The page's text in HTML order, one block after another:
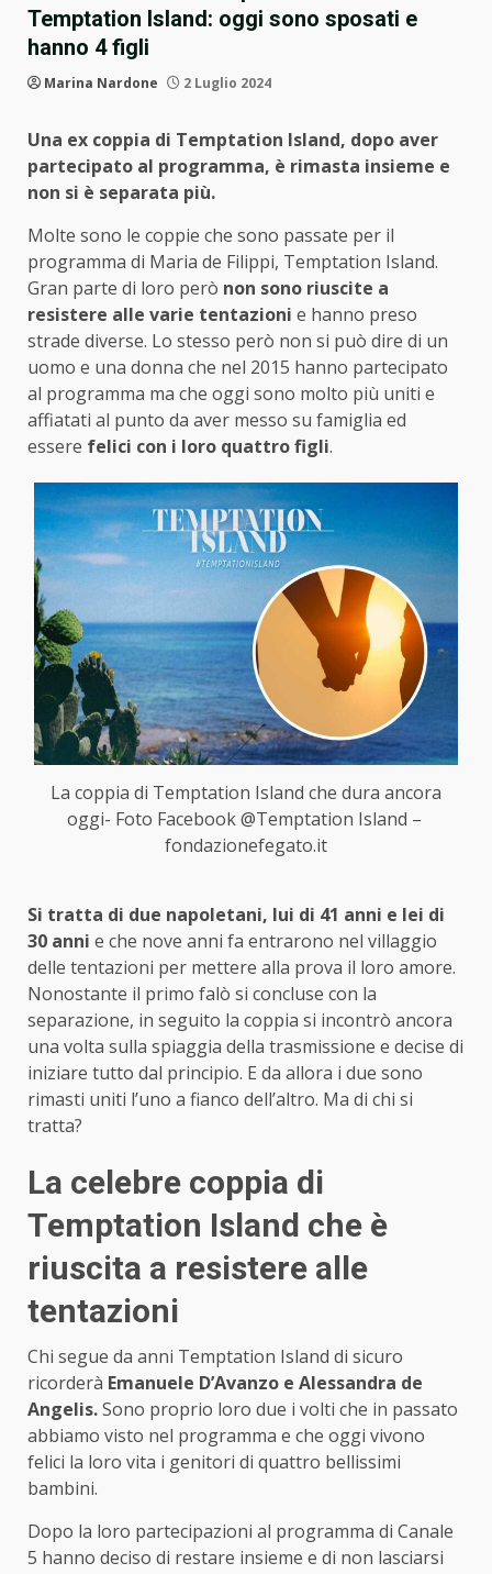
Temptation Island: oggi sono sposati e
hanno 4 figli
Marina Nardone 2 Luglio 2024
Una ex coppia di Temptation Island, dopo aver
partecipato al programma, è rimasta insieme e
non si è separata più.
Molte sono le coppie che sono passate per il
programma di Maria de Filippi, Temptation Island.
Gran parte di loro però non sono riuscite a
resistere alle varie tentazioni e hanno preso
strade diverse. Lo stesso però non si può dire di un
uomo e una donna che nel 2015 hanno partecipato
al programma ma che oggi sono molto più uniti e
affiatati al punto da aver messo su famiglia ed
essere felici con i loro quattro figli.
La coppia di Temptation Island che dura ancora
oggi- Foto Facebook @Temptation Island –
fondazionefegato.it
Si tratta di due napoletani, lui di 41 anni e lei di
30 anni e che nove anni fa entrarono nel villaggio
delle tentazioni per mettere alla prova il loro amore.
Nonostante il primo falò si concluse con la
separazione, in seguito la coppia si incontrò ancora
una volta sulla spiaggia della trasmissione e decise di
iniziare tutto dal principio. E da allora i due sono
rimasti uniti l’uno a fianco dell’altro. Ma di chi si
tratta?
La celebre coppia di
Temptation Island che è
riuscita a resistere alle
tentazioni
Chi segue da anni Temptation Island di sicuro
ricorderà Emanuele D’Avanzo e Alessandra de
Angelis.Sono proprio loro due i volti che in passato
abbiamo visto nel programma e che oggi vivono
felici la loro vita i genitori di quattro bellissimi
bambini.
Dopo la loro partecipazioni al programma di Canale
5 hanno deciso di restare insieme e di non lasciarsi